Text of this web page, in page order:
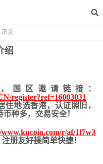
正文
绍
，国区邀请链接：
register?ref=16003031
住地选香港，认证照旧，
种多，交易安全！
r/af/1f7w3
册友好操简单快捷！